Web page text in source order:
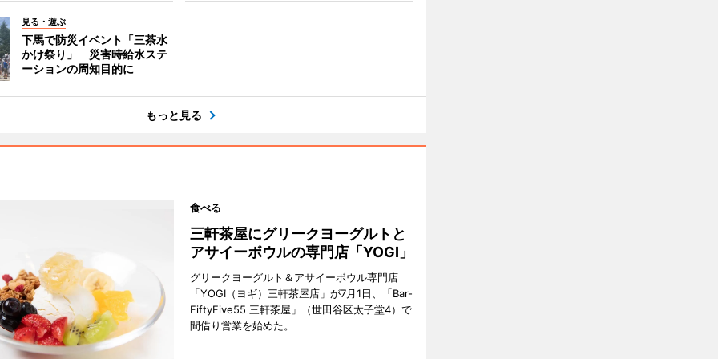
見る・遊ぶ
下馬で防災イベント「三茶水
かけ祭り」 災害時給水ステ
ーションの周知目的に
もっと見る
食べる
三軒茶屋にグリークヨーグルトと
アサイーボウルの専門店「YOGI」
グリークヨーグルト＆アサイーボウル専門店
「YOGI（ヨギ）三軒茶屋店」が7月1日、「Bar-
FiftyFive55 三軒茶屋」（世田谷区太子堂4）で
間借り営業を始めた。